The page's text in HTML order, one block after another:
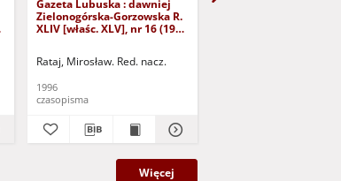
Gazeta Lubuska : dawniej
Zielonogórska-Gorzowska R.
XLIV [właśc. XLV], nr 16 (19
Rataj, Mirosław. Red. nacz.
1996
czasopisma
Więcej